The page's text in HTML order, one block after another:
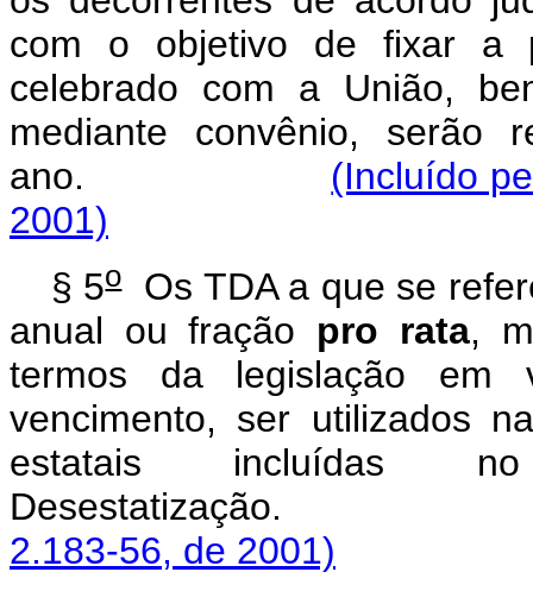
com o objetivo de fixar a
celebrado com a União,
mediante convênio, serão
ano. (Incluído
2001)
§ 5oOs TDA a que se
anual ou fração pro rata,
termos da legislação
vencimento, ser utilizados
estatais incluídas
2.183-56, de 2001)